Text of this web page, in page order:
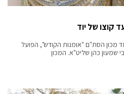
קוצו של יוד
מכון הסת"ם "אומנות הקודש", הפועל
שמעון כהן שליט"א. המכון